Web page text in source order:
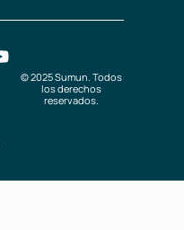
© 2025 Sumun. Todos
los derechos
reservados.